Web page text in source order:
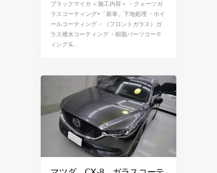
ブラックマイカ ＜施工内容＞ ・クォーツガ
ラスコーティング+「新車」下地処理 ・ホイ
ールコーティング ・（フロントガラス）ガ
ラス撥水コーティング ・樹脂パーツコーテ
ィング &…